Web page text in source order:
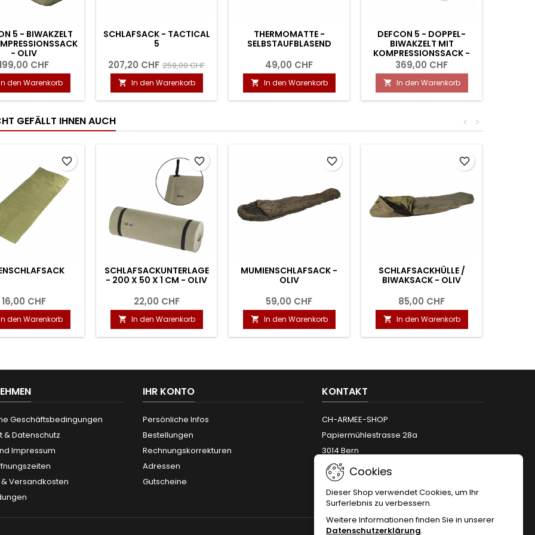
5 - BIWAKZELT
- OLIV
CHF
den Warenkorb
SCHLAFSACK - TACTICAL
5
207,20 CHF 259,00 CHF
 In den Warenkorb
THERMOMATTE -
SELBSTAUFBLASEND
49,00 CHF
 In den Warenkorb
DEFCON 5 - DOPPEL-
BIWAKZELT MIT
KOMPRESSIONSSACK -
OLIV
369,00 CHF
 In den Warenkorb
GEFÄLLT IHNEN AUCH >
<
16,00 CHF
den Warenkorb
favorite_border
SCHLAFSACKUNTERLAGE
- 200 X 50 X 1 CM - OLIV
22,00 CHF
 In den Warenkorb
favorite_border
MUMIENSCHLAFSACK -
OLIV
59,00 CHF
 In den Warenkorb
favorite_border
SCHLAFSACKHÜLLE /
BIWAKSACK - OLIV
85,00 CHF
 In den Warenkorb
favorite_border
Geschäftsbedingungen
& Datenschutz
Impressum
Versandkosten
IHR KONTO
Persönliche Infos
Bestellungen
Rechnungskorrekturen
Adressen
Gutscheine
KONTAKT
CH-ARMEE-SHOP
Papiermühlestrasse 28a
3014 Bern
Telefon:+41 (0)31 312 12 66
Email:
Cookies
Dieser Shop verwendet Cookies, um Ihr
Surferlebnis zu verbessern.
Weitere Informationen finden Sie in unserer
Datenschutzerklärung.